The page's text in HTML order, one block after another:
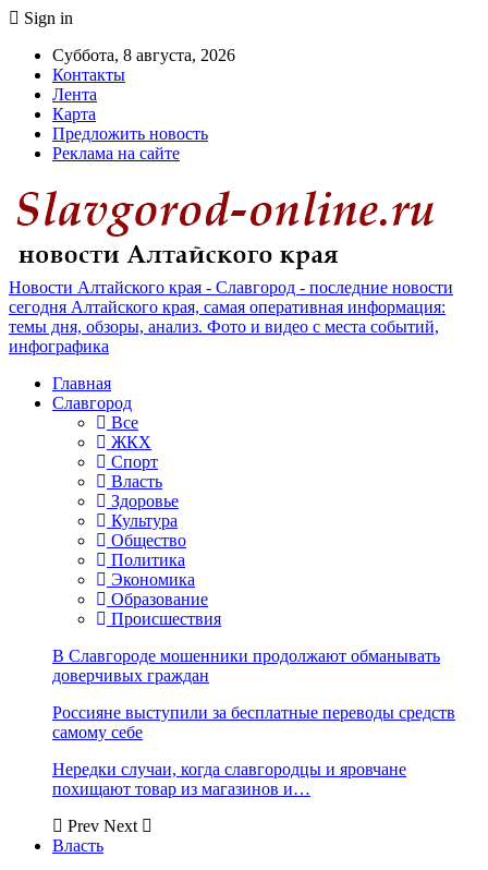
Sign in
Суббота, 8 августа, 2026
Контакты
Лента
Карта
Предложить новость
Реклама на сайте
Новости Алтайского края - Славгород - последние новости
сегодня Алтайского края, самая оперативная информация:
темы дня, обзоры, анализ. Фото и видео с места событий,
инфографика
Главная
Славгород
Все
ЖКХ
Спорт
Власть
Здоровье
Культура
Общество
Политика
Экономика
Образование
Происшествия
В Славгороде мошенники продолжают обманывать
доверчивых граждан
Россияне выступили за бесплатные переводы средств
самому себе
Нередки случаи, когда славгородцы и яровчане
похищают товар из магазинов и…
Prev Next
Власть